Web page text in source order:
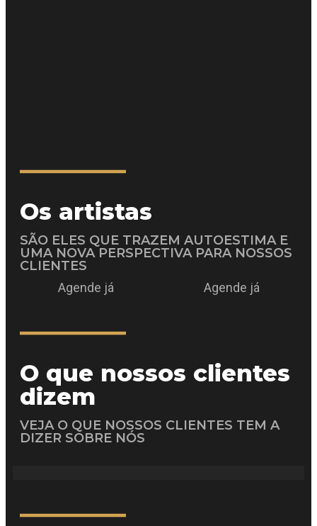
Os artistas
SÃO ELES QUE TRAZEM AUTOESTIMA E
UMA NOVA PERSPECTIVA PARA NOSSOS
CLIENTES
Agende já Agende já
O que nossos clientes
dizem
VEJA O QUE NOSSOS CLIENTES TEM A
DIZER SOBRE NÓS